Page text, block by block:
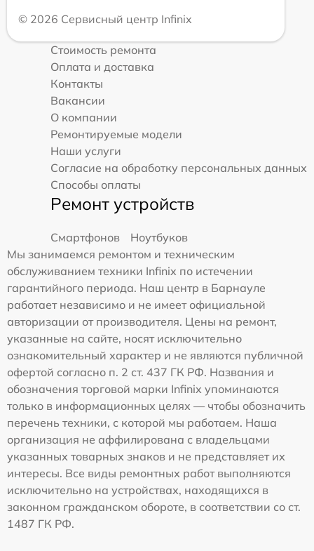
© 2026 Сервисный центр Infinix
Стоимость ремонта
Оплата и доставка
Контакты
Вакансии
О компании
Ремонтируемые модели
Наши услуги
Согласие на обработку персональных данных
Способы оплаты
Ремонт устройств
Смартфонов
Ноутбуков
Мы занимаемся ремонтом и техническим
обслуживанием техники Infinix по истечении
гарантийного периода. Наш центр в Барнауле
работает независимо и не имеет официальной
авторизации от производителя. Цены на ремонт,
указанные на сайте, носят исключительно
ознакомительный характер и не являются публичной
офертой согласно п. 2 ст. 437 ГК РФ. Названия и
обозначения торговой марки Infinix упоминаются
только в информационных целях — чтобы обозначить
перечень техники, с которой мы работаем. Наша
организация не аффилирована с владельцами
указанных товарных знаков и не представляет их
интересы. Все виды ремонтных работ выполняются
исключительно на устройствах, находящихся в
законном гражданском обороте, в соответствии со ст.
1487 ГК РФ.